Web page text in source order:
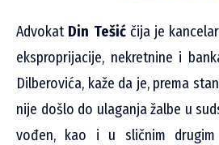
Advokat Din Tešićčija je
eksproprijacije, nekretnine i
Dilberovića, kaže da je, prema
nije došlo do ulaganja žalbe u
vođen, kao i u sličnim